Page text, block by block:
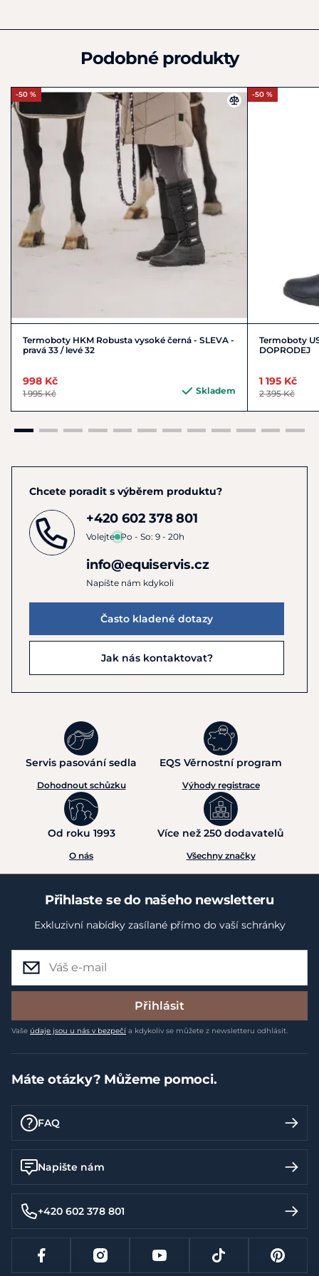
Podobné produkty
-50 %
Termoboty HKM Robusta vysoké černá - SLEVA -
pravá 33 / levé 32
998 Kč
1 995 Kč Skladem
-50 %
Termoboty
DOPRODEJ
1 195 Kč
2 395 Kč
Chcete poradit s výběrem produktu?
+420 602 378 801
Volejte Po - So: 9 - 20h
info@equiservis.cz
Napište nám kdykoli
Často kladené dotazy
Jak nás kontaktovat?
Servis pasování sedla
Dohodnout schůzku
EQS Věrnostní program
Výhody registrace
Od roku 1993
O nás
Více než 250 dodavatelů
Všechny značky
Přihlaste se do našeho newsletteru
Exkluzivní nabídky zasílané přímo do vaší schránky
Přihlásit
Vaše údaje jsou u nás v bezpečí a kdykoliv se můžete z newsletteru odhlásit.
Máte otázky? Můžeme pomoci.
FAQ
Napište nám
+420 602 378 801